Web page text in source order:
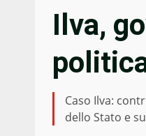
Ilva,
Caso Ilva:
dello Stato e